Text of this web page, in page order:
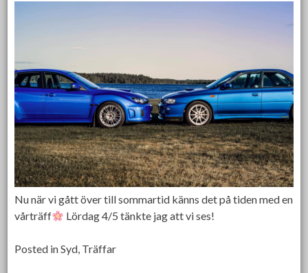
Nu när vi gått över till sommartid känns det på tiden med en
vårträff
Lördag 4/5 tänkte jag att vi ses!
Posted inSyd, Träffar